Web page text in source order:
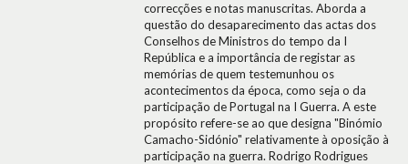
correcções e notas manuscritas. Aborda a
questão do desaparecimento das actas dos
Conselhos de Ministros do tempo da I
República e a importância de registar as
memórias de quem testemunhou os
acontecimentos da época, como seja o da
participação de Portugal na I Guerra. A este
propósito refere-se ao que designa "Binómio
Camacho-Sidónio" relativamente à oposição à
participação na guerra. Rodrigo Rodrigues